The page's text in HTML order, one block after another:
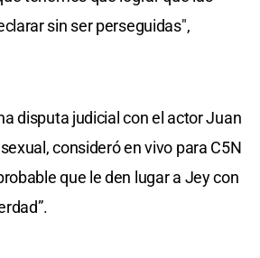
sin ser perseguidas",
disputa judicial con el actor Juan
consideró en vivo para C5N
que le den lugar a Jey con